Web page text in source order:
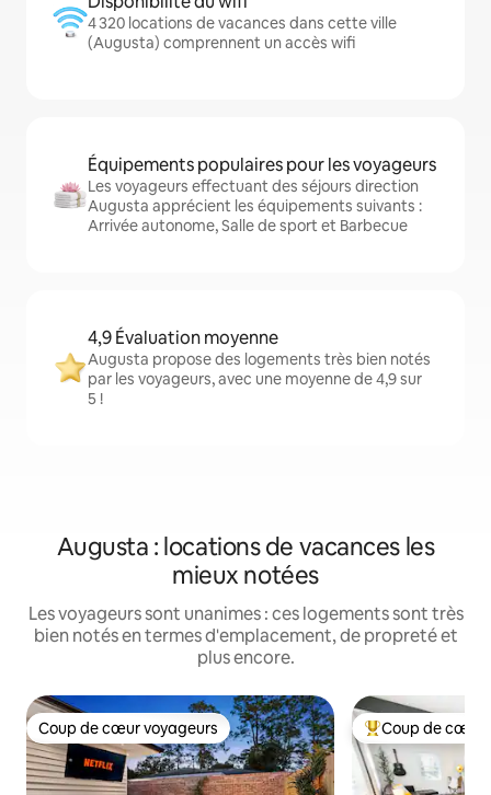
4 320 locations de vacances dans cette ville
(Augusta) comprennent un accès wifi
Équipements populaires pour les voyageurs
Les voyageurs effectuant des séjours direction
Augusta apprécient les équipements suivants :
Arrivée autonome, Salle de sport et Barbecue
4,9 Évaluation moyenne
Augusta propose des logements très bien notés
par les voyageurs, avec une moyenne de 4,9 sur
5 !
Augusta : locations de vacances les
mieux notées
Les voyageurs sont unanimes : ces logements sont très
bien notés en termes d'emplacement, de propreté et
plus encore.
Coup de cœur voyageurs
Coup de cœur voyageurs Coups de cœur
Coup de cœur